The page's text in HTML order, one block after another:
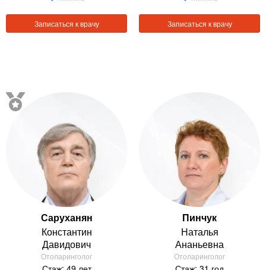
Записаться к врачу Записаться к врачу
Саруханян
Константин
Давидович
Отоларинголог
Пинчук
Наталья
Ананьевна
Отоларинголог